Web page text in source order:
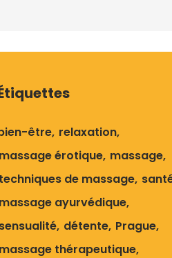
être relaxation
massage érotique massage
techniques de massage
massage ayurvédique
sensualité détente Prague
massage thérapeutique